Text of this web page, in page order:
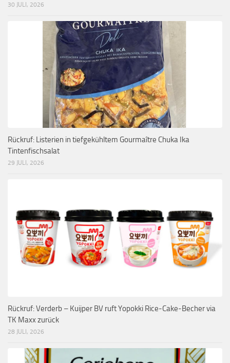
30 JULI, 2026
Rückruf: Listerien in tiefgekühltem Gourmaître Chuka Ika
Tintenfischsalat
29 JULI, 2026
Rückruf: Verderb – Kuijper BV ruft Yopokki Rice-Cake-Becher via
TK Maxx zurück
28 JULI, 2026